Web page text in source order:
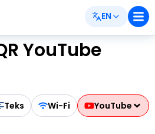
EN
YouTube
Teks Wi-Fi YouTube